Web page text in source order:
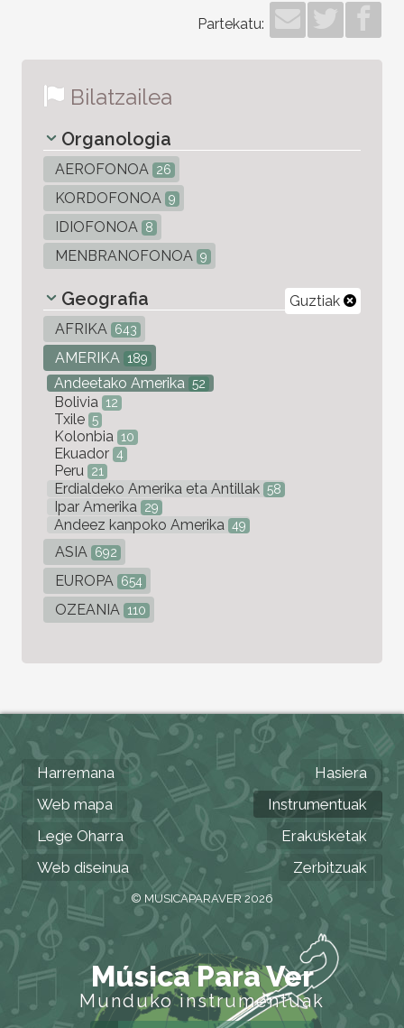
Partekatu:
Bilatzailea
Organologia
AEROFONOA 26
KORDOFONOA 9
IDIOFONOA 8
MENBRANOFONOA 9
Guztiak
Geografia
AFRIKA 643
AMERIKA 189
Andeetako Amerika 52
Bolivia 12
Txile 5
Kolonbia 10
Ekuador 4
Peru 21
Erdialdeko Amerika eta Antillak 58
Ipar Amerika 29
Andeez kanpoko Amerika 49
ASIA 692
EUROPA 654
OZEANIA 110
Harremana
Web mapa
Lege Oharra
Web diseinua
Hasiera
Instrumentuak
Erakusketak
Zerbitzuak
© MUSICAPARAVER 2026
Música Para Ver
Munduko instrumentuak